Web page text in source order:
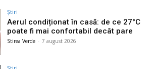
Știri
Aerul condiționat în casă: de ce 27°C
poate fi mai confortabil decât pare
Stirea Verde - 7 august 2026